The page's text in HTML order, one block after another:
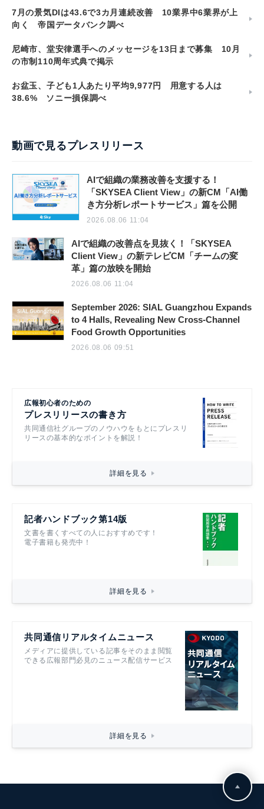
7月の景気DIは43.6で3カ月連続改善 10業界中6業界が上
向く 帝国データバンク調べ
尼崎市、堂安律選手へのメッセージを13日まで募集 10月
の市制110周年式典で掲示
お盆玉、子ども1人あたり平均9,977円 用意する人は
38.6% ソニー損保調べ
動画で見るプレスリリース
AIで組織の業務改善を支援する！
「SKYSEA Client View」の新CM「AI働
き方分析レポートサービス」篇を公開
2026.08.06 11:04
AIで組織の改善点を見抜く！「SKYSEA
Client View」の新テレビCM「チームの変
革」篇の放映を開始
2026.08.06 11:04
September 2026: SIAL Guangzhou Expands
to 4 Halls, Revealing New Cross-Channel
Food Growth Opportunities
2026.08.06 09:51
広報初心者のための
プレスリリースの書き方
共同通信社グループのノウハウをもとにプレスリ
リースの基本的なポイントを解説！
詳細を見る
記者ハンドブック第14版
文書を書くすべての人におすすめです！
電子書籍も発売中！
詳細を見る
共同通信リアルタイムニュース
メディアに提供している記事をそのまま閲覧
できる広報部門必見のニュース配信サービス
詳細を見る